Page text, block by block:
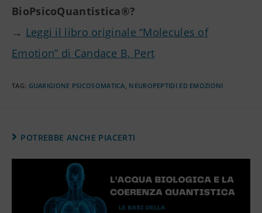
BioPsicoQuantistica®?
→ Leggi il libro originale “Molecules of
Emotion” di Candace B. Pert
TAG: GUARIGIONE PSICOSOMATICA, NEUROPEPTIDI ED EMOZIONI
POTREBBE ANCHE PIACERTI